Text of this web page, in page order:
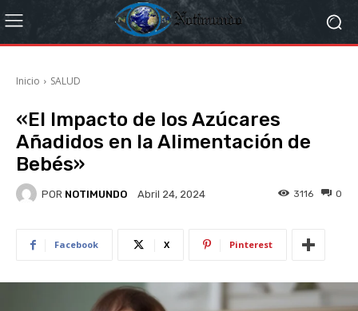
Inicio SALUD
«El Impacto de los Azúcares
Añadidos en la Alimentación de
Bebés»
POR NOTIMUNDO Abril 24, 2024 0
3116
Facebook X Pinterest